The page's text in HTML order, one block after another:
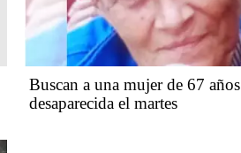
Buscan a una mujer de 67 años
desaparecida el martes